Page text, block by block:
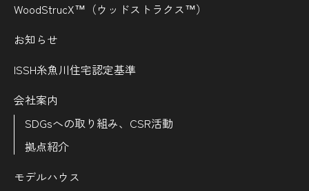
WoodStrucX™（ウッドストラクス™）
お知らせ
ISSH糸魚川住宅認定基準
会社案内
SDGsへの取り組み、CSR活動
拠点紹介
モデルハウス